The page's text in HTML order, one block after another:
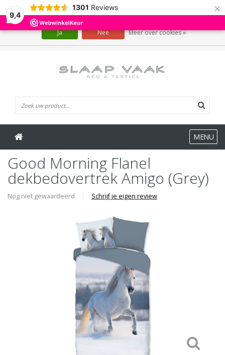
9,4
1301 Reviews ×
MENU
Good Morning Flanel
dekbedovertrek Amigo (Grey)
Nog niet gewaardeerd | Schrijf je eigen review
Wij slaan cookies op om onze website te verbeteren. Is dat akkoord?
Ja Nee Meer over cookies »